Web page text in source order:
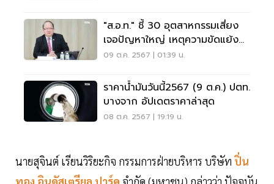
"ส.อ.ท." ชี้ 30 อุตสาหกรรมเสี่ยง
เจอปัญหาใหญ่ เหตุความขัดแย้ง
ภูมิรัฐศาสตร์
09 ต.ค. 2567 | 01:39 น.
ราคาน้ำมันวันนี้2567 (9 ต.ค.) ปตท.
บางจาก อัปเดตราคาล่าสุด
08 ต.ค. 2567 | 19:19 น.
นายสุจินต์ เรียนวิริยะกิจ กรรมการฝ่ายบริหาร บริษัท ปิ่น